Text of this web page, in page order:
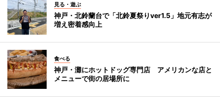
見る・遊ぶ
神戸・北鈴蘭台で「北鈴夏祭りver1.5」地元有志が
増え密着感向上
食べる
神戸・灘にホットドッグ専門店 アメリカンな店と
メニューで街の居場所に